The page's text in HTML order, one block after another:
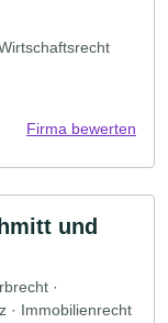
Firma bewerten
und
·
· Immobilienrecht